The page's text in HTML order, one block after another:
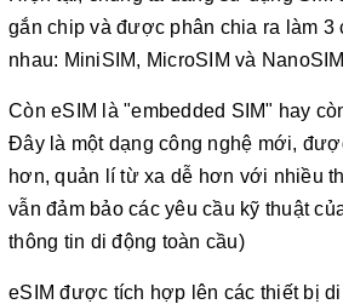
gắn chip và được phân chia ra làm 3
nhau: MiniSIM, MicroSIM và NanoSIM
Còn eSIM là "embedded SIM" hay
Đây là một dạng công nghệ mới,
hơn, quản lí từ xa dễ hơn với nhiều
vẫn đảm bảo các yêu cầu kỹ thuật
thông tin di động toàn cầu)
eSIM được tích hợp lên các thiết bị